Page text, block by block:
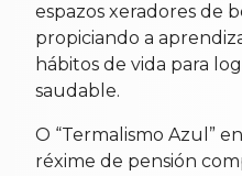
espazos xeradores de
propiciando a
hábitos de vida para
saudable.
O “Termalismo Azul”
réxime de pensión